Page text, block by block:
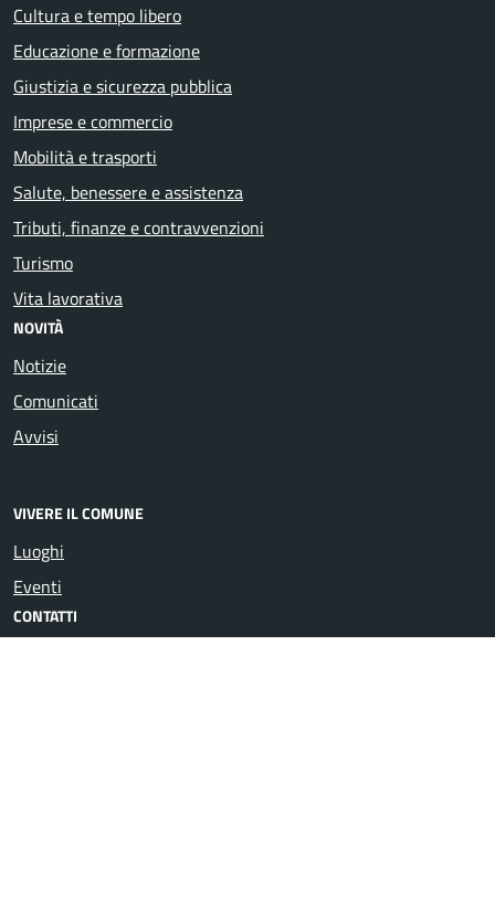
Cultura e tempo libero
Educazione e formazione
Giustizia e sicurezza pubblica
Imprese e commercio
Mobilità e trasporti
Salute, benessere e assistenza
Tributi, finanze e contravvenzioni
Turismo
Vita lavorativa
NOVITÀ
Notizie
Comunicati
Avvisi
VIVERE IL COMUNE
Luoghi
Eventi
CONTATTI